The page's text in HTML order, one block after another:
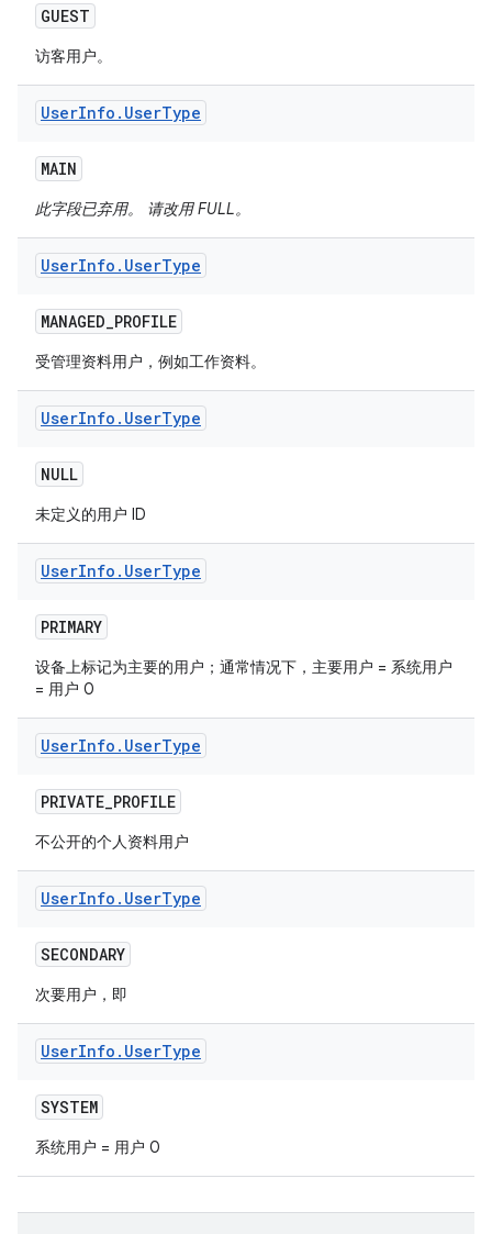
GUEST
访客用户。
UserInfo . UserType
MAIN
此字段已弃用。 请改用 FULL。
UserInfo . UserType
MANAGED_PROFILE
受管理资料用户，例如工作资料。
UserInfo . UserType
NULL
未定义的用户 ID
UserInfo . UserType
PRIMARY
设备上标记为主要的用户；通常情况下，主要用户 = 系统用户
= 用户 0
UserInfo . UserType
PRIVATE_PROFILE
不公开的个人资料用户
UserInfo . UserType
SECONDARY
次要用户，即
UserInfo . UserType
SYSTEM
系统用户 = 用户 0